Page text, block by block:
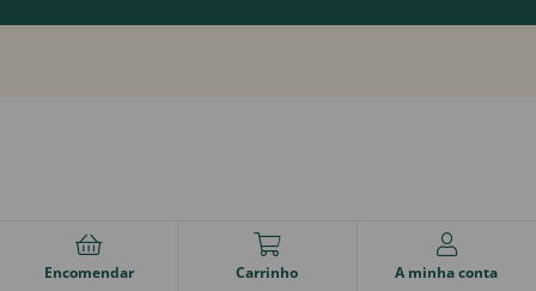
Encomendar Carrinho A minha conta